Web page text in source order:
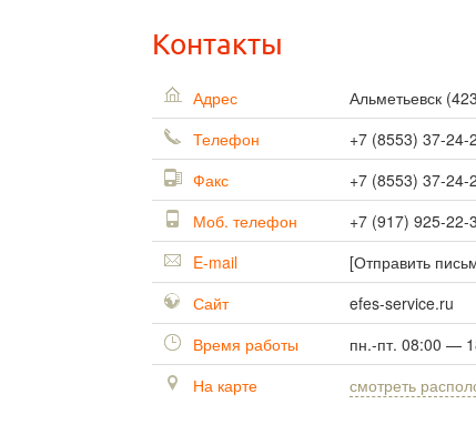
Контакты
Адрес Альметьевск (
Телефон
+7 (8553) 37-24-
Факс
+7 (8553) 37-24-
Моб. телефон
+7 (917) 925-22-
E-mail
[Отправить
Сайт
efes-service.ru
Время работы
пн.-пт. 08:00 —
На карте
смотреть